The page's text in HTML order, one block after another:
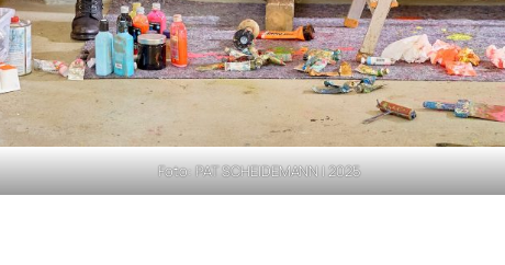
Foto: PAT SCHEIDEMANN | 2025